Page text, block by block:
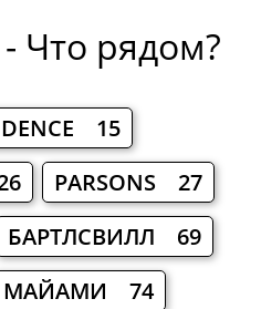
Что рядом?
15
PARSONS 27
БАРТЛСВИЛЛ 69
МАЙАМИ 74